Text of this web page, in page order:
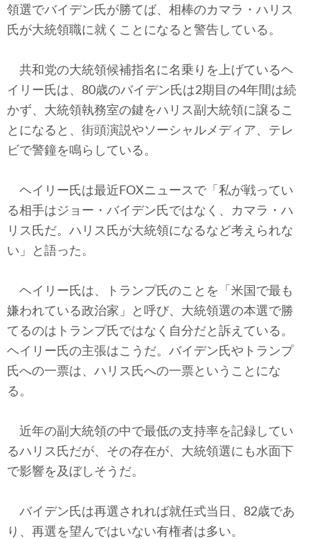
国境・移民政策
テクノロジー
コメンタリー
社説
ビル・ガーツ
東京発
領選でバイデン氏が勝てば、相棒のカマラ・ハリス
氏が大統領職に就くことになると警告している。
共和党の大統領候補指名に名乗りを上げているヘ
イリー氏は、80歳のバイデン氏は2期目の4年間は続
かず、大統領執務室の鍵をハリス副大統領に譲るこ
とになると、街頭演説やソーシャルメディア、テレ
ビで警鐘を鳴らしている。
ヘイリー氏は最近FOXニュースで「私が戦ってい
る相手はジョー・バイデン氏ではなく、カマラ・ハ
リス氏だ。ハリス氏が大統領になるなど考えられな
い」と語った。
ヘイリー氏は、トランプ氏のことを「米国で最も
嫌われている政治家」と呼び、大統領選の本選で勝
てるのはトランプ氏ではなく自分だと訴えている。
ヘイリー氏の主張はこうだ。バイデン氏やトランプ
氏への一票は、ハリス氏への一票ということにな
る。
近年の副大統領の中で最低の支持率を記録してい
るハリス氏だが、その存在が、大統領選にも水面下
で影響を及ぼしそうだ。
バイデン氏は再選されれば就任式当日、82歳であ
り、再選を望んではいない有権者は多い。